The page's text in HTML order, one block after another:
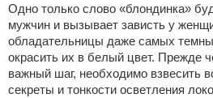
Одно только слово «блондинка»
мужчин и вызывает зависть у
обладательницы даже самых
окрасить их в белый цвет. Прежде
важный шаг, необходимо взвесить
секреты и тонкости осветления